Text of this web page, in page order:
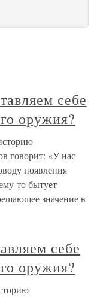
себе
оружия?
говорит: «У нас
появления
то бытует
значение в
себе
оружия?